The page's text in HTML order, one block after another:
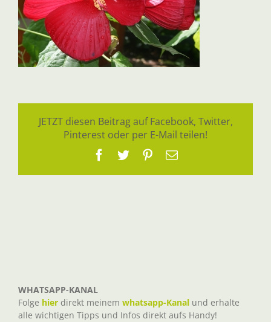
JETZT diesen Beitrag auf Facebook, Twitter,
Pinterest oder per E-Mail teilen!
Facebook
TwitterPinterest
E-
WHATSAPP-KANAL
Folge hier direkt meinem whatsapp-Kanal und erhalte
alle wichtigen Tipps und Infos direkt aufs Handy!